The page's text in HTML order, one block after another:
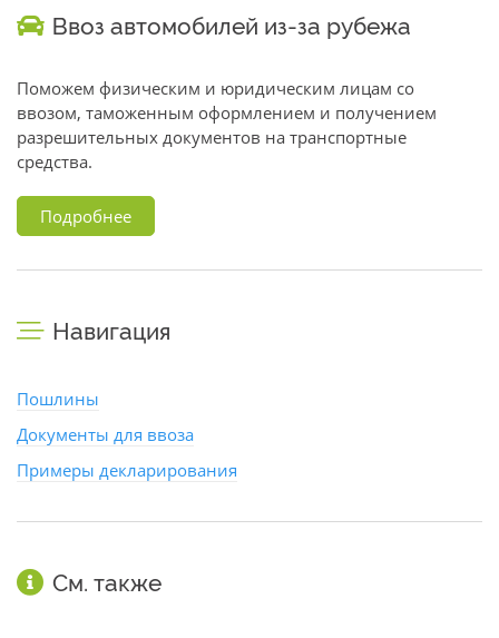
Ввоз автомобилей из-за рубежа
Поможем физическим и юридическим лицам со
ввозом, таможенным оформлением и получением
разрешительных документов на транспортные
средства.
Подробнее
Навигация
Пошлины
Документы для ввоза
Примеры декларирования
См. также